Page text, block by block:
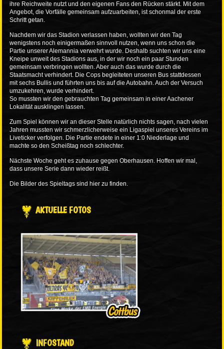
ihre Reichweite nutzt und den eigenen Fans den Rücken stärkt. Mit dem
Angebot, die Vorfälle gemeinsam aufzuarbeiten, ist schonmal der erste
Schritt getan.
Nachdem wir das Stadion verlassen haben, wollten wir den Tag
wenigstens noch einigermaßen sinnvoll nutzen, wenn uns schon die
Partie unserer Alemannia verwehrt wurde. Deshalb suchten wir uns eine
Kneipe unweit des Stadions aus, in der wir noch ein paar Stunden
gemeinsam verbringen wollten. Aber auch das wurde durch die
Staatsmacht verhindert. Die Cops begleiteten unseren Bus stattdessen
mit sechs Bullis und führten uns bis auf die Autobahn. Auch der Versuch
umzukehren, wurde verhindert.
So mussten wir den gebrauchten Tag gemeinsam in einer Aachener
Lokalität ausklingen lassen.
Zum Spiel können wir an dieser Stelle natürlich nichts sagen, nach vielen
Jahren mussten wir schmerzlicherweise ein Ligaspiel unseres Vereins im
Liveticker verfolgen. Die Partie endete in einer 1:0 Niederlage und
machte so den Scheißtag noch schlechter.
Nächste Woche geht es zuhause gegen Oberhausen. Hoffen wir mal,
dass unsere Serie dann wieder reißt.
Die Bilder des Spieltags sind hier zu finden.
AKTUELLE FOTOS
INFOSTAND